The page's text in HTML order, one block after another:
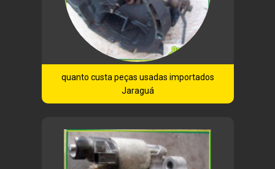
quanto custa peças usadas importados
Jaraguá